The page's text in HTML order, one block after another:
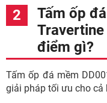
Tấm ốp
điểm gì?
Tấm ốp đá mềm
giải pháp tối ưu cho cả